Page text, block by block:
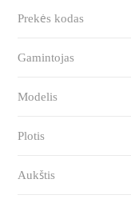
Prekės kodas
Gamintojas
Modelis
Plotis
Aukštis